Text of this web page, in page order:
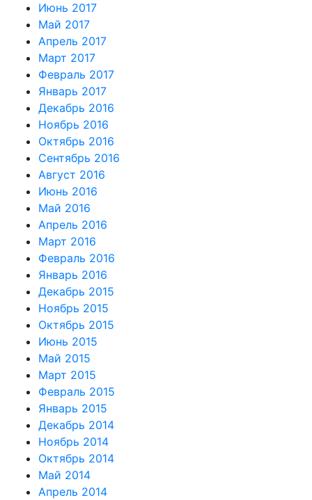
Июнь 2017
Май 2017
Апрель 2017
Март 2017
Февраль 2017
Январь 2017
Декабрь 2016
Ноябрь 2016
Октябрь 2016
Сентябрь 2016
Август 2016
Июнь 2016
Май 2016
Апрель 2016
Март 2016
Февраль 2016
Январь 2016
Декабрь 2015
Ноябрь 2015
Октябрь 2015
Июнь 2015
Май 2015
Март 2015
Февраль 2015
Январь 2015
Декабрь 2014
Ноябрь 2014
Октябрь 2014
Май 2014
Апрель 2014